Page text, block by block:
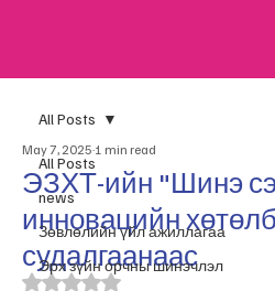
All Posts
news
​Зөвлөлийн үйл ажиллагаа
Эрх зүйн орчны шинэчлэл
All Posts
ЭЗХТ-ийн "Шинэ
инновацийн
судалгаанаас
May 7, 2025 1 min read
Rated NaN out of 5 stars.